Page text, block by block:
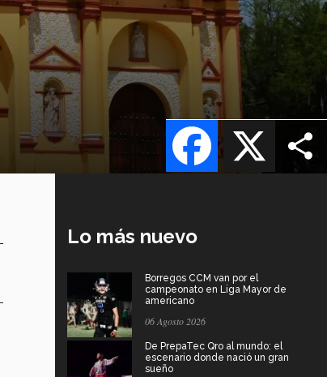
X
Facebook
Lo más nuevo
Borregos CCM van por el
campeonato en Liga Mayor de
americano
06 Agosto 2026
De PrepaTec Qro al mundo: el
escenario donde nació un gran
sueño